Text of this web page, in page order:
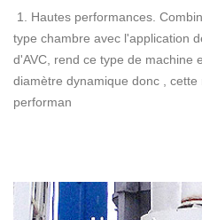
1. Hautes performances.
type chambre avec l'application
d'AVC, rend ce type de machine
diamètre dynamique donc ,
performan